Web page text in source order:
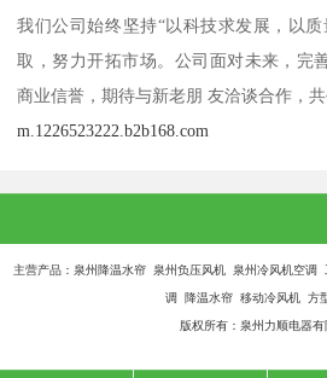
我们公司始终坚持“以科技求发展，以
取，努力开拓市场。公司面对未来，完
商业信誉，期待与新老朋 友洽谈合作，共
m.1226523222.b2b168.com
主营产品：泉州降温水帘 泉州负压风机 泉州冷风机空
调 降温水帘 移动冷风机 方
版权所有：泉州力顺电器有